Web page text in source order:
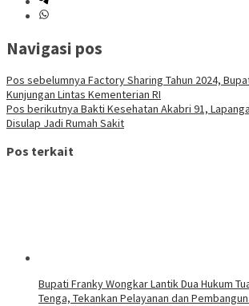
Navigasi pos
Pos sebelumnya Factory Sharing Tahun 2024,
Kunjungan Lintas Kementerian RI
Pos berikutnya Bakti Kesehatan Akabri 91,
Disulap Jadi Rumah Sakit
Pos terkait
Bupati Franky Wongkar Lantik Dua Hukum
Tenga, Tekankan Pelayanan dan